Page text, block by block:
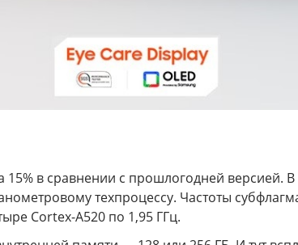
в сравнении с прошлогодней версией.
техпроцессу. Частоты
Cortex-A520 по 1,95 ГГц.